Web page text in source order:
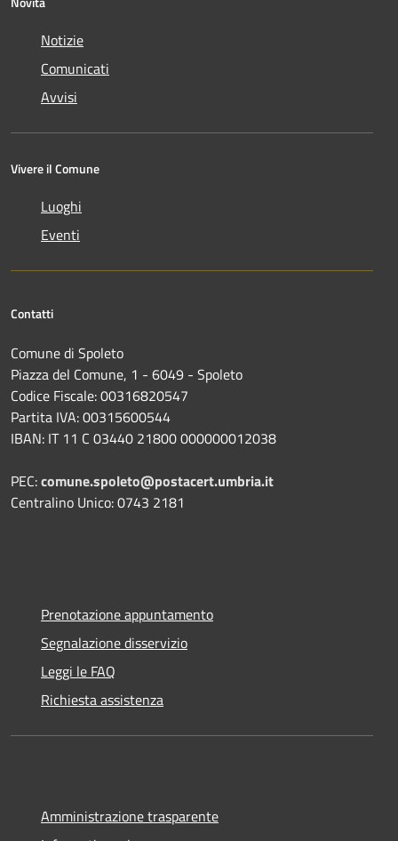
Notizie
Comunicati
Avvisi
Vivere il Comune
Luoghi
Eventi
Contatti
Comune di Spoleto
Piazza del Comune, 1 - 6049 - Spoleto
Codice Fiscale: 00316820547
Partita IVA: 00315600544
IBAN: IT 11 C 03440 21800 000000012038
PEC:comune.spoleto@postacert.umbria.it
Centralino Unico: 0743 2181
Prenotazione appuntamento
Segnalazione disservizio
Leggi le FAQ
Richiesta assistenza
Amministrazione trasparente